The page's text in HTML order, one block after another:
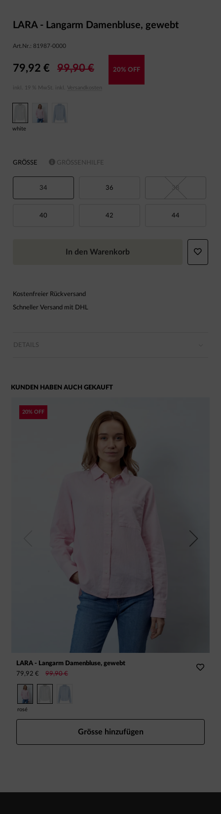
LARA - Langarm Damenbluse, gewebt
Art.Nr.: 81987-0000
79,92 € 99,90 € 20% OFF
inkl. 19 % MwSt. inkl. Versandkosten
white
GRÖSSE GRÖSSENHILFE
34 36
40 42 44
In den Warenkorb
Kostenfreier Rückversand
Schneller Versand mit DHL
DETAILS
KUNDEN HABEN AUCH GEKAUFT
20% OFF
LARA - Langarm Damenbluse, gewebt
79,92 €
99,90 €
rosé
Grösse hinzufügen
Next